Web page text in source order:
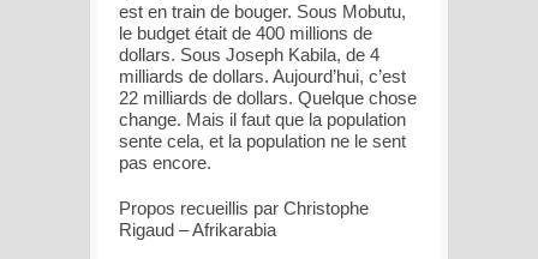
est en train de bouger. Sous Mobutu,
le budget était de 400 millions de
dollars. Sous Joseph Kabila, de 4
milliards de dollars. Aujourd’hui, c’est
22 milliards de dollars. Quelque chose
change. Mais il faut que la population
sente cela, et la population ne le sent
pas encore.
Propos recueillis par Christophe
Rigaud – Afrikarabia